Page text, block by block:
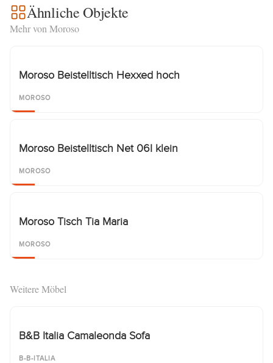
Ähnliche Objekte
Mehr von Moroso
Moroso Beistelltisch Hexxed hoch
MOROSO
Moroso Beistelltisch Net 06I klein
MOROSO
Moroso Tisch Tia Maria
MOROSO
Weitere Möbel
B&B Italia Camaleonda Sofa
B-B-ITALIA